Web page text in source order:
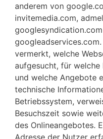
anderem von
invitemedia.com,
vermerkt, welche
aufgesucht, für
und welche Angebote
technische
Betriebssystem,
Besuchszeit sowie
des Onlineangebotes.